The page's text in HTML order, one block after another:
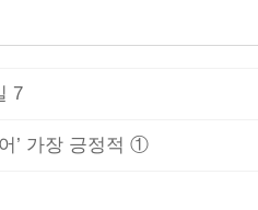
7
’ 가장 긍정적 ①